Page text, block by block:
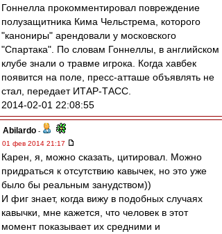
Гоннелла прокомментировал повреждение
полузащитника Кима Чельстрема, которого
"канониры" арендовали у московского
"Спартака". По словам Гоннеллы, в английском
клубе знали о травме игрока. Когда хавбек
появится на поле, пресс-атташе объявлять не
стал, передает ИТАР-ТАСС.
2014-02-01 22:08:55
Abilardo -
01 фев 2014 21:17
Карен, я, можно сказать, цитировал. Можно
придраться к отсутствию кавычек, но это уже
было бы реальным занудством))
И фиг знает, когда вижу в подобных случаях
кавычки, мне кажется, что человек в этот
момент показывает их средними и